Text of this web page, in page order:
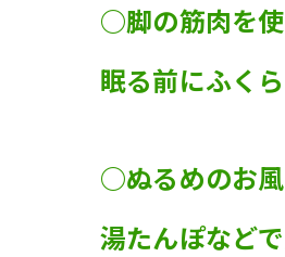
○脚の筋肉を使
眠る前にふく
○ぬるめのお風
湯たんぽなど